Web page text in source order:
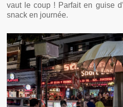
vaut le coup ! Parfait en guise
snack en journée.